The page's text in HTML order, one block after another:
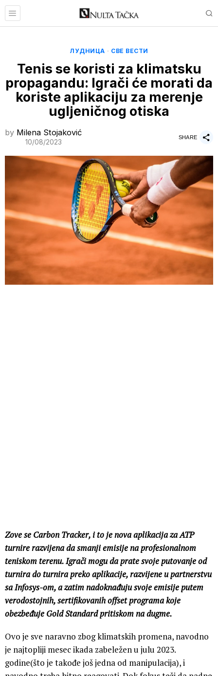
ЛУДНИЦА · СВЕ ВЕСТИ
Tenis se koristi za klimatsku
propagandu: Igrači će morati da
koriste aplikaciju za merenje
ugljeničnog otiska
by Milena Stojaković
10/08/2023
SHARE
Zove se Carbon Tracker, i to je nova aplikacija za ATP
turnire razvijena da smanji emisije na profesionalnom
teniskom terenu. Igrači mogu da prate svoje putovanje od
turnira do turnira preko aplikacije, razvijene u partnerstvu
sa Infosys-om, a zatim nadoknađuju svoje emisije putem
verodostojnih, sertifikovanih offset programa koje
obezbeđuje Gold Standard pritiskom na dugme.
Ovo je sve naravno zbog klimatskih promena, navodno
je najtopliji mesec ikada zabeležen u julu 2023.
godine(što je takođe još jedna od manipulacija), i